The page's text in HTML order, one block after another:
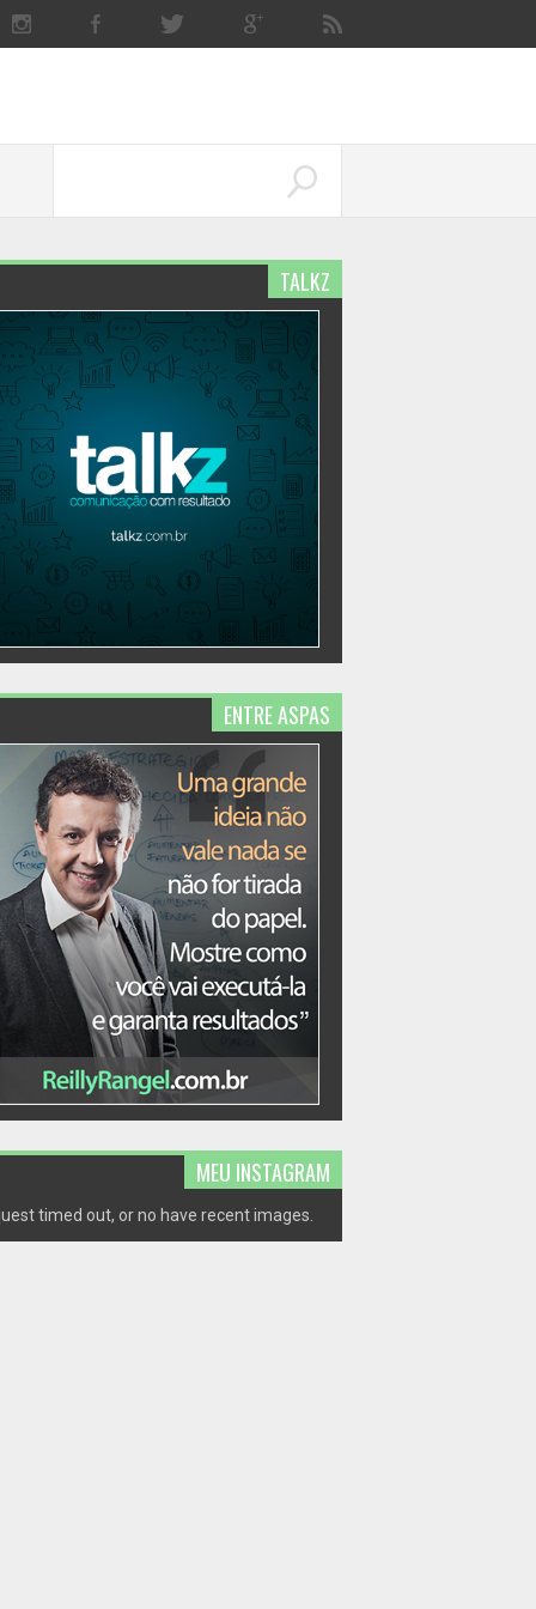
TALKZ
ENTRE ASPAS
MEU INSTAGRAM
timed out, or no have recent images.